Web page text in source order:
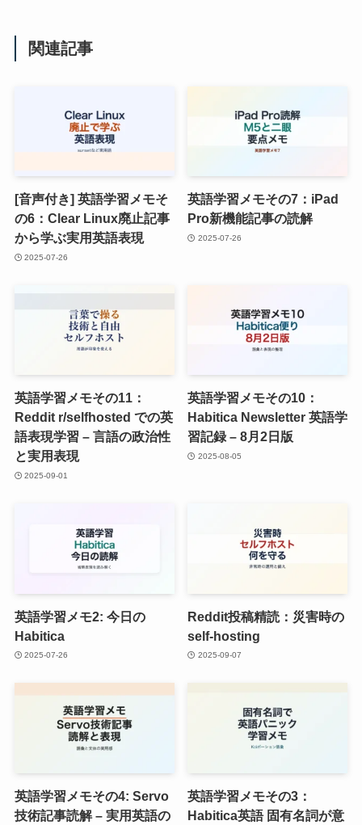
関連記事
[音声付き] 英語学習メモそ
の6：Clear Linux廃止記事
から学ぶ実用英語表現
2025-07-26
英語学習メモその7：iPad
Pro新機能記事の読解
2025-07-26
英語学習メモその11：
Reddit r/selfhosted での英
語表現学習 – 言語の政治性
と実用表現
2025-09-01
英語学習メモその10：
Habitica Newsletter 英語学
習記録 – 8月2日版
2025-08-05
英語学習メモ2: 今日の
Habitica
2025-07-26
Reddit投稿精読：災害時の
self-hosting
2025-09-07
英語学習メモその4: Servo
技術記事読解 – 実用英語の
英語学習メモその3：
Habitica英語 固有名詞が意